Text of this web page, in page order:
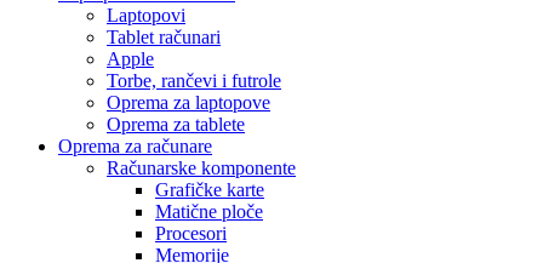
Laptopovi
Tablet računari
Apple
Torbe, rančevi i futrole
Oprema za laptopove
Oprema za tablete
Oprema za računare
Računarske komponente
Grafičke karte
Matične ploče
Procesori
Memorije